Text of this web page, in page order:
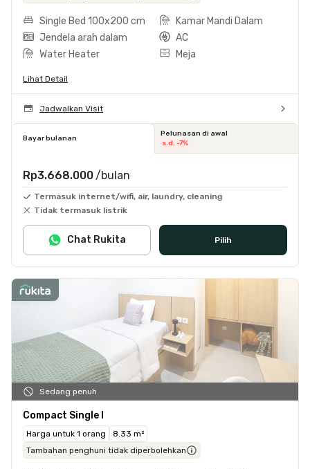
Single Bed 100x200 cm
Kamar Mandi Dalam
Jendela arah dalam
AC
Water Heater
Meja
Lihat Detail
Jadwalkan Visit
Bayar bulanan
Pelunasan di awal
s.d. -7%
Rp3.668.000 /bulan
Termasuk internet/wifi, air, laundry, cleaning
Tidak termasuk listrik
Pilih
Chat Rukita
Sedang penuh
Compact Single I
Harga untuk 1 orang
8.33 m²
Tambahan penghuni tidak diperbolehkan